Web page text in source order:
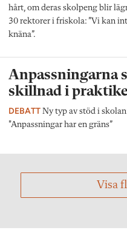
hårt, om deras skolpeng blir
30 rektorer i friskola: ”Vi kan
knäna”.
Anpassningarna
skillnad i
DEBATT Ny typ av stöd i
"Anpassningar har en gräns”
Visa